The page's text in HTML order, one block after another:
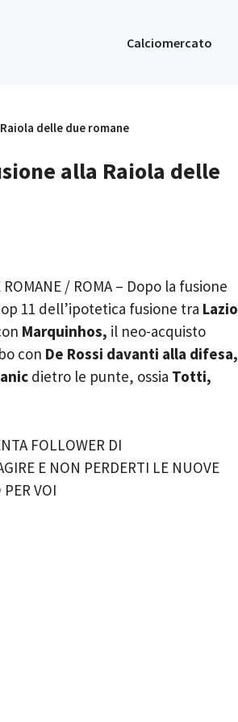
Calciomercato
delle due romane
alla Raiola delle
/ ROMA – Dopo la fusione
11 dell’ipotetica fusione tra Lazio
Marquinhos, il neo-acquisto
con De Rossi davanti alla difesa,
dietro le punte, ossia Totti,
FOLLOWER DI
E NON PERDERTI LE NUOVE
VOI